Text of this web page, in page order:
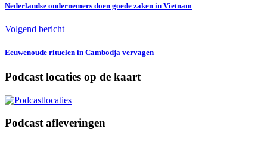
Nederlandse ondernemers doen goede zaken in Vietnam
Volgend bericht
Eeuwenoude rituelen in Cambodja vervagen
Podcast locaties op de kaart
Podcast afleveringen